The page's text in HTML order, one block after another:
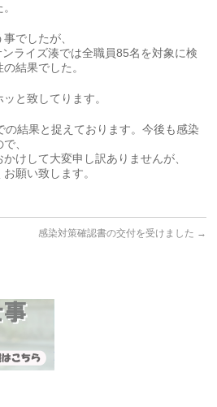
でしたが、
ライズ湊では全職員85名を対象に検
結果でした。
と致してります。
の結果と捉えております。今後も感染
、
けして大変申し訳ありませんが、
願い致します。
感染対策確認書の交付を受けました →